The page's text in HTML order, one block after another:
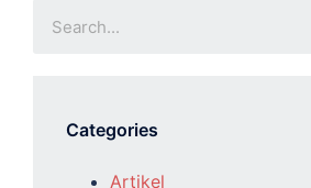
Categories
Artikel